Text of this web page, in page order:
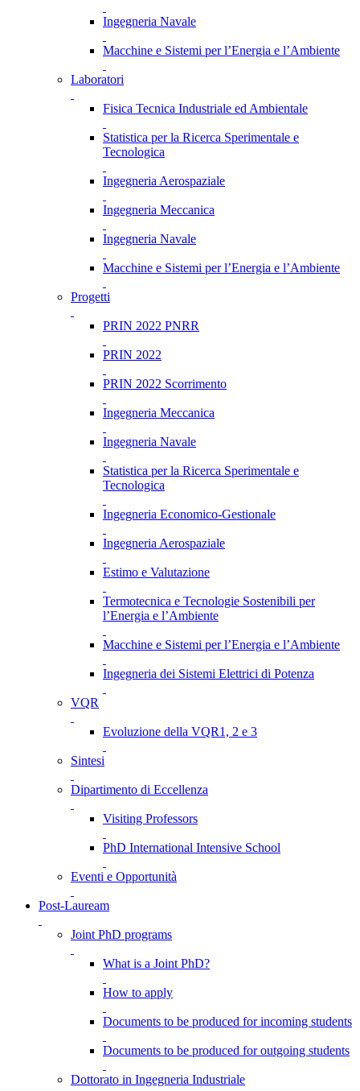
Ingegneria Navale
Macchine e Sistemi per l’Energia e l’Ambiente
Laboratori
Fisica Tecnica Industriale ed Ambientale
Statistica per la Ricerca Sperimentale e
Tecnologica
Ingegneria Aerospaziale
Ingegneria Meccanica
Ingegneria Navale
Macchine e Sistemi per l’Energia e l’Ambiente
Progetti
PRIN 2022 PNRR
PRIN 2022
PRIN 2022 Scorrimento
Ingegneria Meccanica
Ingegneria Navale
Statistica per la Ricerca Sperimentale e
Tecnologica
Ingegneria Economico-Gestionale
Ingegneria Aerospaziale
Estimo e Valutazione
Termotecnica e Tecnologie Sostenibili per
l’Energia e l’Ambiente
Macchine e Sistemi per l’Energia e l’Ambiente
Ingegneria dei Sistemi Elettrici di Potenza
VQR
Evoluzione della VQR1, 2 e 3
Sintesi
Dipartimento di Eccellenza
Visiting Professors
PhD International Intensive School
Eventi e Opportunità
Post-Lauream
Joint PhD programs
What is a Joint PhD?
How to apply
Documents to be produced for incoming students
Documents to be produced for outgoing students
Dottorato in Ingegneria Industriale